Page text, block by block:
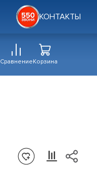
КОНТАКТЫ
СравнениеКорзина